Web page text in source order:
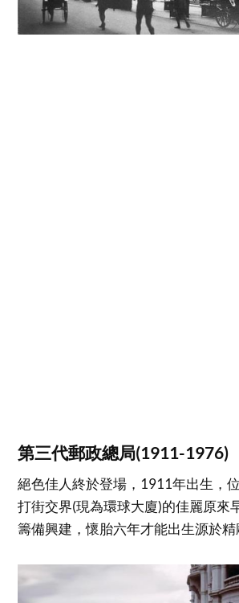
第三代郵政總局(1911-1976)
絕色佳人終於登場，1911年出生，
打街交界(現為環球大廈)的佳麗原來
籌備興建，懷胎六年才能出生源於精